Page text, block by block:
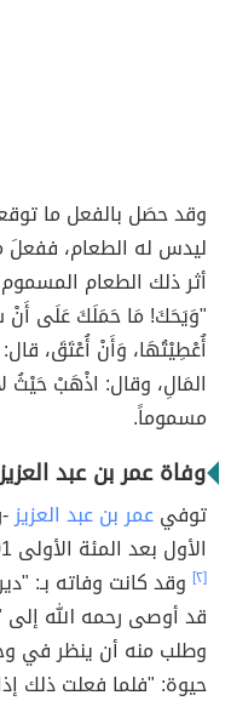
وقد حصَل بالفعل ما
ليدس له الطعام، ففعلَ
أثر ذلك الطعام
"وَيَحَكَ! مَا حَمَلَكَ عَلَى أَنْ
أُعْطِيْتُهَا، وَأَنْ أُعْتَقَ،
المَالِ، وقال: اذْهَبْ حَيْثُ
مسموماً.
وفاة عمر بن عبد العزيز
توفيعمر بن عبد العزيز-
الأول بعد المئة الأولى 101هـ، وعمره حين ذلك أربعين سنة،
[٢] وقد كانت وفاته بـ:
قد أوصى رحمه الله إلى
وطلب منه أن ينظر في
حيوة: "فلما فعلت ذلك